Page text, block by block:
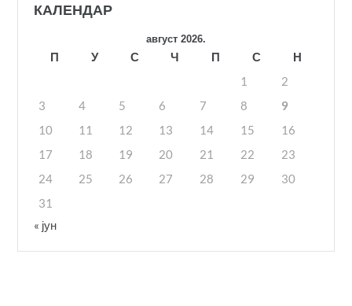
КАЛЕНДАР
август 2026.
П У С Ч П С
Н
1
2
3
4 5 6 7 8
9
10
11 12 13 14 15
16
17
18 19 20 21 22
23
24
25 26 27 28 29
30
31
« јун